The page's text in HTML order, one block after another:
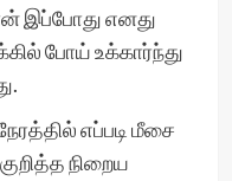
இப்போது எனது
போய் உக்கார்ந்து
எப்படி மீசை
நிறைய